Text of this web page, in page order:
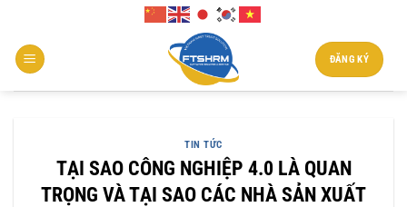
nội
dung
ĐĂNG KÝ
TIN TỨC
TẠI SAO CÔNG NGHIỆP 4.0 LÀ QUAN
TRỌNG VÀ TẠI SAO CÁC NHÀ SẢN XUẤT